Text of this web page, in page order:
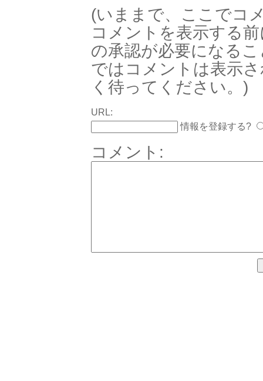
(いままで、ここでコ
コメントを表示する
の承認が必要になる
ではコメントは表示
く待ってください。)
URL:
情報を登録する?
コメント: